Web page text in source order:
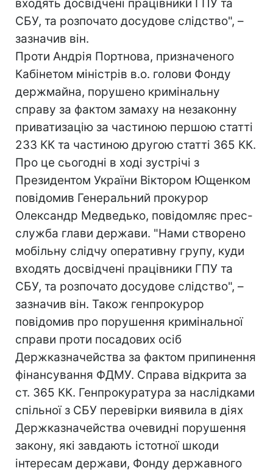
входять досвідчені працівники ГПУ та
СБУ, та розпочато досудове слідство", –
зазначив він.
Проти Андрія Портнова, призначеного
Кабінетом міністрів в.о. голови Фонду
держмайна, порушено кримінальну
справу за фактом замаху на незаконну
приватизацію за частиною першою статті
233 КК та частиною другою статті 365 КК.
Про це сьогодні в ході зустрічі з
Президентом України Віктором Ющенком
повідомив Генеральний прокурор
Олександр Медведько, повідомляє прес-
служба глави держави. "Нами створено
мобільну слідчу оперативну групу, куди
входять досвідчені працівники ГПУ та
СБУ, та розпочато досудове слідство", –
зазначив він. Також генпрокурор
повідомив про порушення кримінальної
справи проти посадових осіб
Держказначейства за фактом припинення
фінансування ФДМУ. Справа відкрита за
ст. 365 КК. Генпрокуратура за наслідками
спільної з СБУ перевірки виявила в діях
Держказначейства очевидні порушення
закону, які завдають істотної шкоди
інтересам держави, Фонду державного